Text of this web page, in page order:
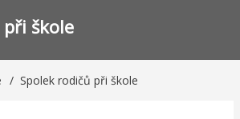
škole
Spolek rodičů při škole